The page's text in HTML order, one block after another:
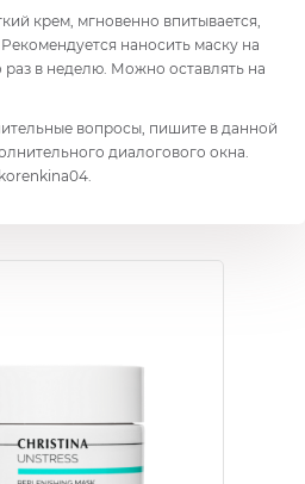
крем, мгновенно впитывается,
наносить маску на
в неделю. Можно оставлять на
вопросы, пишите в данной
диалогового окна.